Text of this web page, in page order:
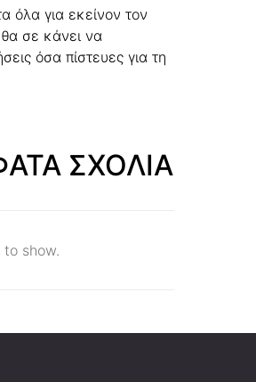
όλα για εκείνον τον
σε κάνει να
όσα πίστευες για τη
ΣΧΟΛΙΑ
show.